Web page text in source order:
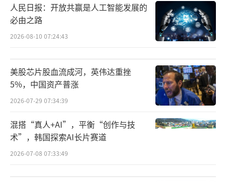
人民日报：开放共赢是人工智能发展的
必由之路
2026-08-10 07:24:43
美股芯片股血流成河，英伟达重挫
5%，中国资产普涨
2026-07-29 07:34:39
混搭“真人+AI”，平衡“创作与技
术”，韩国探索AI长片赛道
2026-07-08 07:33:49